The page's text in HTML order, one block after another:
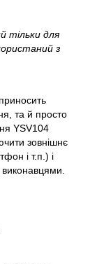
тільки для
з
та й просто
YSV104
зовнішнє
і т.п.) і